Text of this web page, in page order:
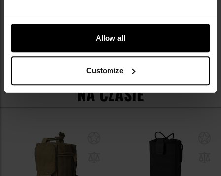
Allow all
Customize
NA CZASIE